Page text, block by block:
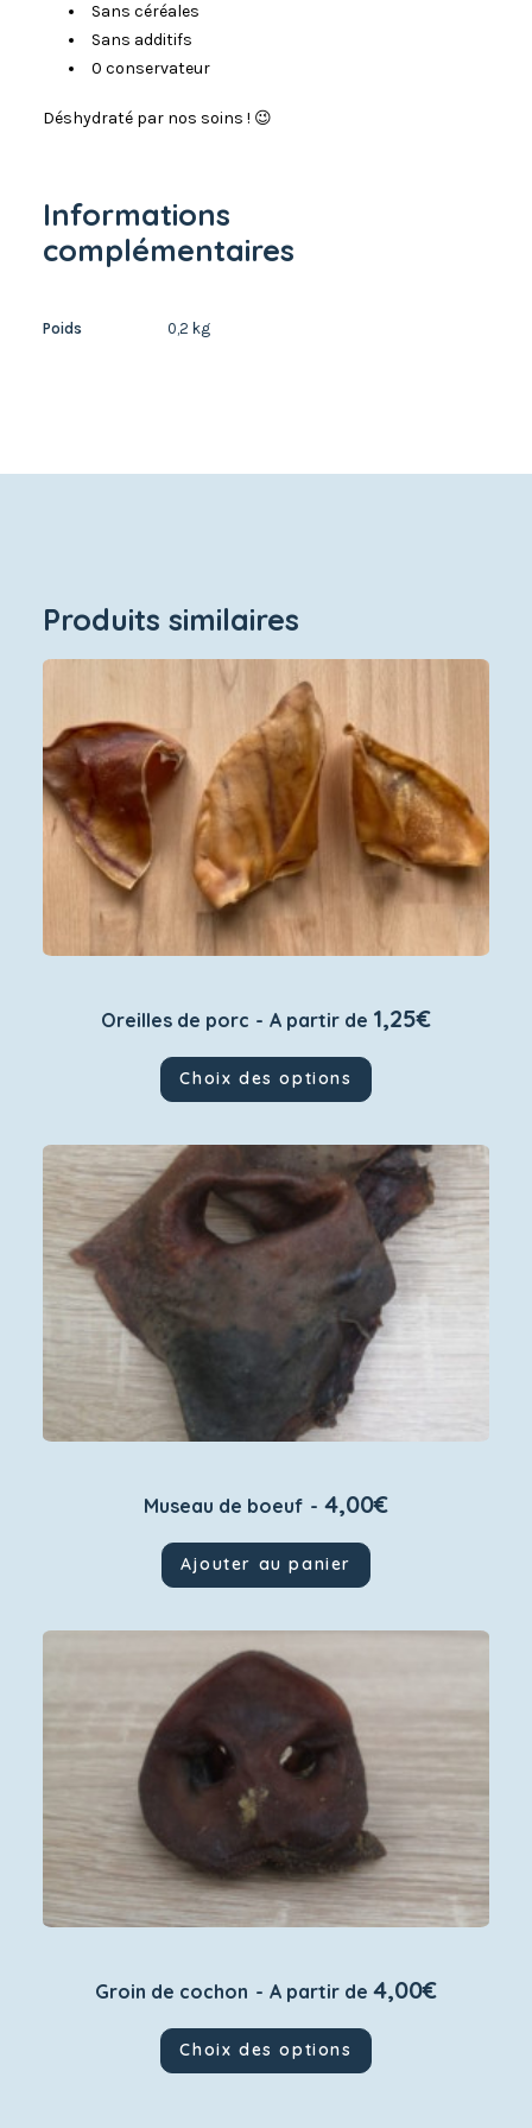
Sans céréales
Sans additifs
0 conservateur
Déshydraté par nos soins ! 😉
Informations
complémentaires
Poids 0,2 kg
Produits similaires
Oreilles de porc A partir de 1,25€
Choix des options
Ce
variations.
Les
options
peuvent
être
choisies
sur
page
du
produit
Museau de boeuf 4,00€
Ajouter au panier
Groin de cochon A partir de 4,00€
Choix des options
Ce